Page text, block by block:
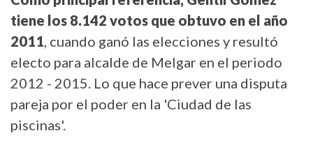
tiene los 8.142 votos que obtuvo en el año
2011, cuando ganó las elecciones y resultó
electo para alcalde de Melgar en el periodo
2012 - 2015. Lo que hace prever una disputa
pareja por el poder en la 'Ciudad de las
piscinas'.